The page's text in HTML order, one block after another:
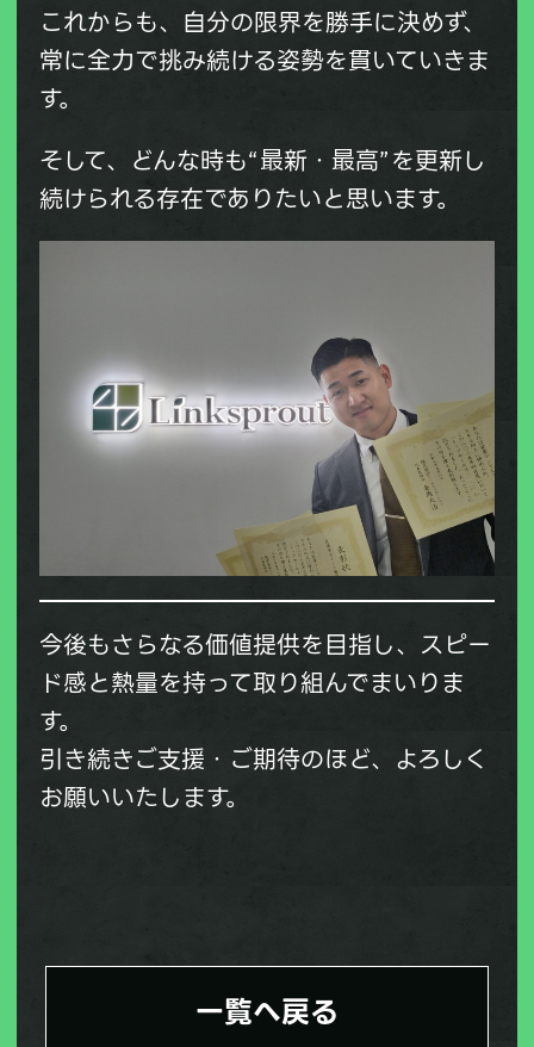
これからも、 自分の限界を勝手に決めず、
常に全力で挑み続ける姿勢を貫いていきま
す。
そして、どんな時も“最新・最高”を更新し
続けられる存在でありたいと思います。
今後もさらなる価値提供を目指し、スピー
ド感と熱量を持って取り組んでまいりま
す。
引き続きご支援・ご期待のほど、よろしく
お願いいたします。
一覧へ戻る